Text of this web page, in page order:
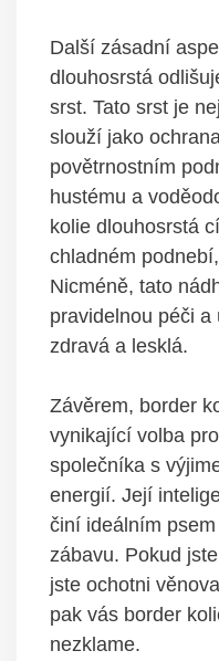
Další zásadní
dlouhosrstá
srst. Tato srst je
slouží jako
povětrnostním
hustému a
kolie dlouhosrstá
chladném
Nicméně, tato
pravidelnou péči
zdravá a lesklá.
Závěrem, border
vynikající volba
společníka s
energií. Její
činí ideálním
zábavu. Pokud
jste ochotni
pak vás border
nezklame.